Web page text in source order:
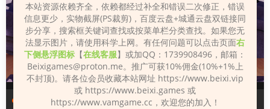
服装（Clothing） 服装（Clothing）
本站资源依赖齐全，依赖都经过补全和错误二次修正，错误
信息更少，实物截屏(PS裁剪)，百度云盘+城通云盘双链接同
步分享，搜索框关键词查找或按菜单栏分类查找。如果您无
法显示图片，请使用科学上网。有任何问题可以点击页面右
下侧悬浮图标 【在线客服】或加QQ：1739908496，邮箱：
Beixigames@proton.me。推广可获10%佣金(10%+1%上
不封顶)。请各位会员收藏本站网址 https://www.beixi.vip
或 https://www.beixi.games 或
https://www.vamgame.cc，欢迎您的加入！